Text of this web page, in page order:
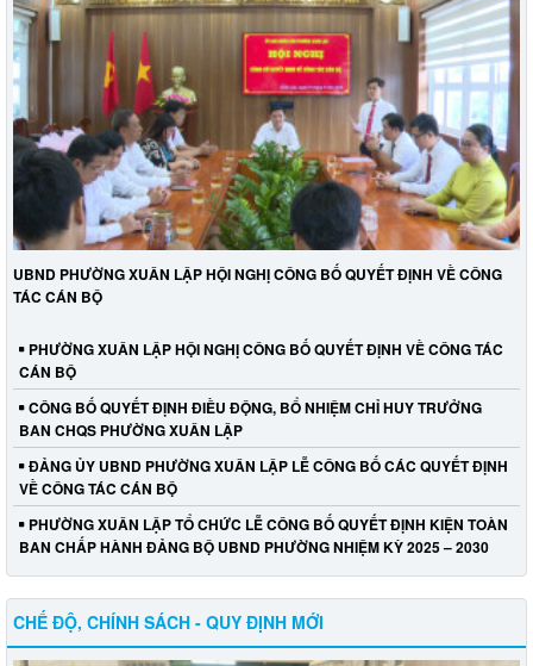
UBND PHƯỜNG XUÂN LẬP HỘI NGHỊ CÔNG BỐ QUYẾT ĐỊNH VỀ CÔNG
TÁC CÁN BỘ
PHƯỜNG XUÂN LẬP HỘI NGHỊ CÔNG BỐ QUYẾT ĐỊNH VỀ CÔNG TÁC
CÁN BỘ
CÔNG BỐ QUYẾT ĐỊNH ĐIỀU ĐỘNG, BỔ NHIỆM CHỈ HUY TRƯỞNG
BAN CHQS PHƯỜNG XUÂN LẬP
ĐẢNG ỦY UBND PHƯỜNG XUÂN LẬP LỄ CÔNG BỐ CÁC QUYẾT ĐỊNH
VỀ CÔNG TÁC CÁN BỘ
PHƯỜNG XUÂN LẬP TỔ CHỨC LỄ CÔNG BỐ QUYẾT ĐỊNH KIỆN TOÀN
BAN CHẤP HÀNH ĐẢNG BỘ UBND PHƯỜNG NHIỆM KỲ 2025 – 2030
CHẾ ĐỘ, CHÍNH SÁCH - QUY ĐỊNH MỚI